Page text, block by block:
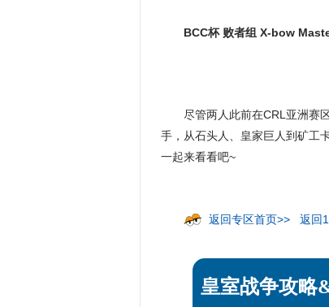
BCC杯 败者组 X-bow
尽管两人此前在CRL亚洲赛
手，从石头人、皇家巨人到矿工
一起来看看吧~
返回专区首页>> 返回
皇室战争攻略